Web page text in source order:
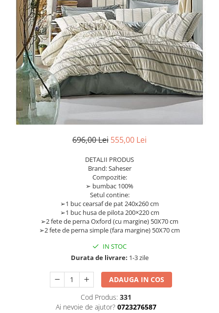
696,00 Lei 555,00 Lei
DETALII PRODUS
Brand: Saheser
Compozitie:
➢ bumbac 100%
Setul contine:
➢1 buc cearsaf de pat 240x260 cm
➢1 buc husa de pilota 200×220 cm
➢2 fete de perna Oxford (cu margine) 50X70 cm
➢2 fete de perna simple (fara margine) 50X70 cm
IN STOC
Durata de livrare: 1-3 zile
ADAUGA IN COS
Cod Produs: 331
Ai nevoie de ajutor? 0723276587